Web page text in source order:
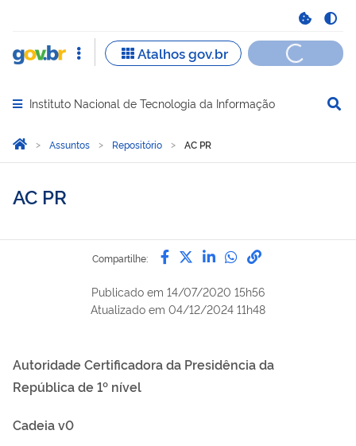
Abrir menu principal de navegação
Instituto Nacional de Tecnologia da Informação
Você está aqui:
Página Inicial
Assuntos Repositório AC PR
AC PR
Compartilhe: Compartilhe por Facebook
Compartilhe por Twitter
Compartilhe por
Compartilhe
link para
Publicado em 14/07/2020 15h56
Atualizado em 04/12/2024 11h48
Autoridade Certificadorada Presidênciada
Repúblicade 1º nível
Cadeia v0